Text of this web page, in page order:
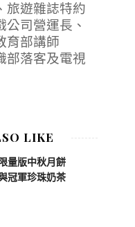
旅遊雜誌特約
公司營運長、
育部講師
部落客及電視
LIKE
量版中秋月餅
冠軍珍珠奶茶